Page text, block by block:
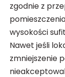
zgodnie z
wysokości
Nawet jeśli
zmniejszenie